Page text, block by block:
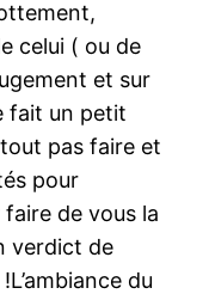
celui ( ou de
et sur
fait un petit
pas faire et
pour
de vous la
verdict de
du